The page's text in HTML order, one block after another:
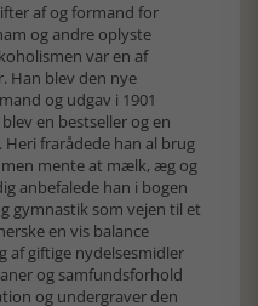
af og formand for
og andre oplyste
var en af
Han blev den nye
og udgav i 1901
en bestseller og en
frarådede han al brug
mente at mælk, æg og
anbefalede han i bogen
gymnastik som vejen til et
en vis balance
af giftige nydelsesmidler
og samfundsforhold
og undergraver den